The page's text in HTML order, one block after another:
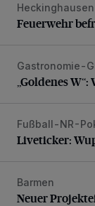
Feuerwehr
Heckinghausen
Feuerwehr
„Goldenes
Gastronomie-
„Goldenes
Liveticker:
Fußball-NR-
Liveticker:
Neuer
Barmen
Neuer